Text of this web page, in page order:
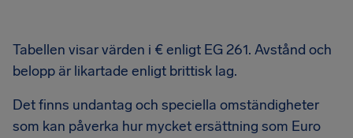
Tabellen visar värden i € enligt EG 261. Avstånd och
belopp är likartade enligt brittisk lag.
Det finns undantag och speciella omständigheter
som kan påverka hur mycket ersättning som Euro